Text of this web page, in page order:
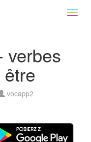
verbes
vocapp2